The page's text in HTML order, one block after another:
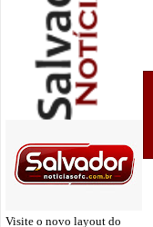
Visite o novo layout do